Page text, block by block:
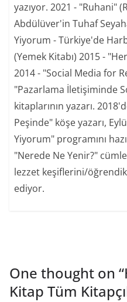
yazıyor. 2021 - "Ruhani"
Abdülüver'in Tuhaf
Yiyorum - Türkiye'de
(Yemek Kitabı) 2015 -
2014 - "Social Media for
"Pazarlama İletişiminde
kitaplarının yazarı.
Peşinde" köşe yazarı,
Yiyorum" programını
"Nerede Ne Yenir?"
lezzet keşiflerini/
ediyor.
One thought on “
Kitap Tüm